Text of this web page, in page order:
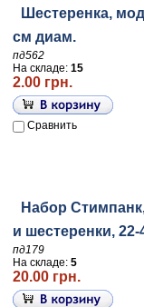
Шестеренка,
см диам.
пд562
На складе: 15
2.00 грн.
Сравнить
Набор
и шестеренки,
пд179
На складе: 5
20.00 грн.